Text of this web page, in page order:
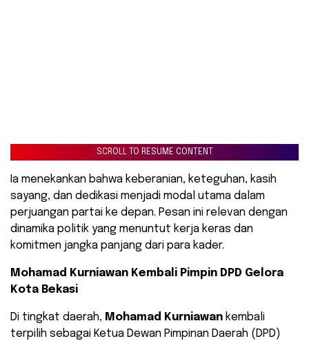
SCROLL TO RESUME CONTENT
Ia menekankan bahwa keberanian, keteguhan, kasih
sayang, dan dedikasi menjadi modal utama dalam
perjuangan partai ke depan. Pesan ini relevan dengan
dinamika politik yang menuntut kerja keras dan
komitmen jangka panjang dari para kader.
Mohamad Kurniawan Kembali Pimpin DPD Gelora
Kota Bekasi
Di tingkat daerah, Mohamad Kurniawan kembali
terpilih sebagai Ketua Dewan Pimpinan Daerah (DPD)